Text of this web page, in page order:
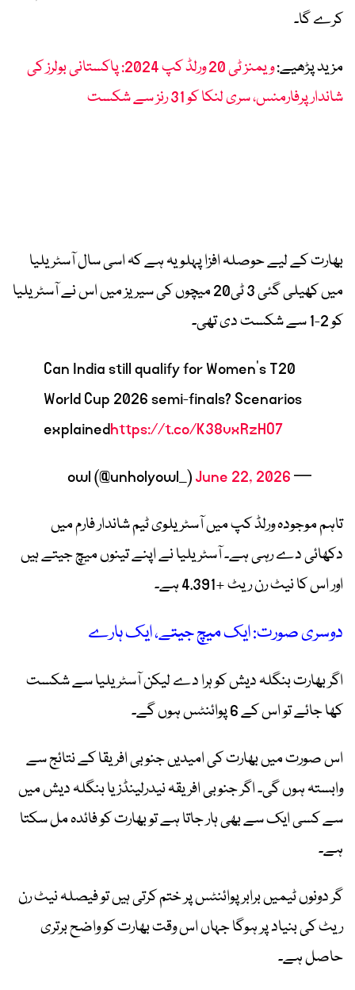
کرے گا۔
مزید پڑھیے:
ویمنز ٹی 20 ورلڈ کپ 2024: پاکستانی بولرز کی
شاندار پرفارمنس، سری لنکا کو 31 رنز سے شکست
بھارت کے لیے حوصلہ افزا پہلو یہ ہے کہ اسی سال آسٹریلیا
میں کھیلی گئی 3 ٹی20 میچوں کی سیریز میں اس نے آسٹریلیا
کو 2-1 سے شکست دی تھی۔
Can India still qualify for Women's T20
World Cup 2026 semi-finals? Scenarios
explainedhttps://t.co/K38vxRzHO7
— owl (@unholyowl_)
June 22, 2026
تاہم موجودہ ورلڈ کپ میں آسٹریلوی ٹیم شاندار فارم میں
دکھائی دے رہی ہے۔ آسٹریلیا نے اپنے تینوں میچ جیتے ہیں
اور اس کا نیٹ رن ریٹ +4.391 ہے۔
دوسری صورت: ایک میچ جیتے، ایک ہارے
اگر بھارت بنگلہ دیش کو ہرا دے لیکن آسٹریلیا سے شکست
کھا جائے تو اس کے 6 پوائنٹس ہوں گے۔
اس صورت میں بھارت کی امیدیں جنوبی افریقا کے نتائج سے
وابستہ ہوں گی۔ اگر جنوبی افریقہ نیدرلینڈز یا بنگلہ دیش میں
سے کسی ایک سے بھی ہار جاتا ہے تو بھارت کو فائدہ مل سکتا
ہے۔
گر دونوں ٹیمیں برابر پوائنٹس پر ختم کرتی ہیں تو فیصلہ نیٹ رن
ریٹ کی بنیاد پر ہوگا جہاں اس وقت بھارت کو واضح برتری
حاصل ہے۔